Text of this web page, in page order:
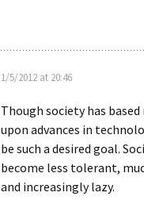
1/5/2012 at 20:46
Though society has
upon advances in
be such a desired goal.
become less tolerant,
and increasingly lazy.